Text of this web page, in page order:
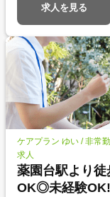
求人を見る
ケアプラン ゆい / 非常
求人
薬園台駅より
OK◎未経験